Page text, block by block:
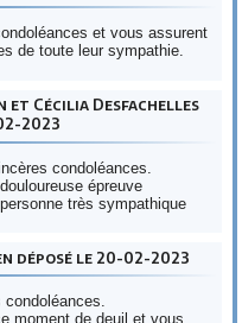
et vous assurent
de toute leur sympathie.
et Cécilia Desfachelles
2023
condoléances.
épreuve
très sympathique
déposé le 20-02-2023
condoléances.
moment de deuil et vous